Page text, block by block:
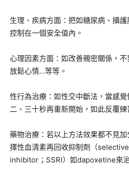
生理、疾病方面：把如糖尿病、攝
控制在一個安全值內。
心理因素方面：如改善親密關係，不
放鬆心情…等等。
性行為治療：如性交中斷法，當感
二、三十秒再重新開始，如此反覆練
藥物治療：若以上方法效果都不見
擇性血清素再回收抑制劑（
inhibitor；SSRI）如dapoxetine來